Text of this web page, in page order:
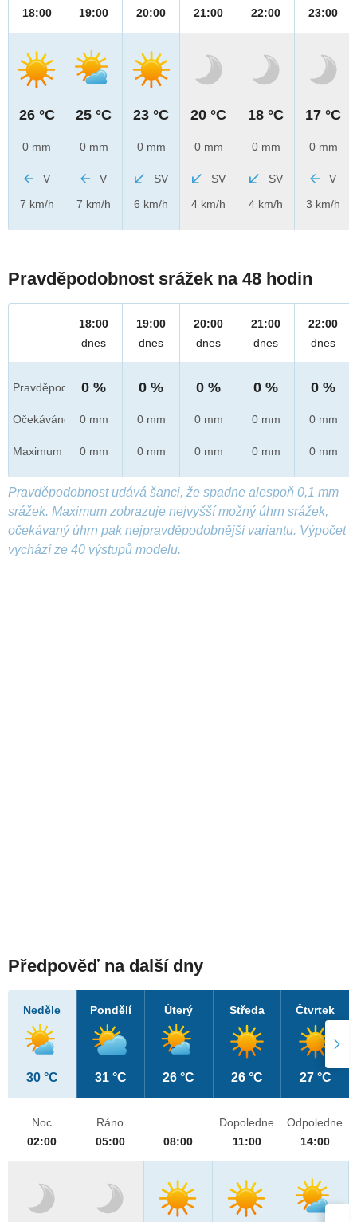
18:00
26 °C
0 mm
V
7 km/h
19:00
25 °C
0 mm
V
7 km/h
20:00
23 °C
0 mm
SV
6 km/h
21:00
20 °C
0 mm
SV
4 km/h
22:00
18 °C
0 mm
SV
4 km/h
23:00
17 °C
0 mm
V
3 km/h
Pravděpodobnost srážek na 48 hodin
Pravděpod.
Očekáváno
Maximum
18:00
dnes
0 %
0 mm
0 mm
19:00
dnes
0 %
0 mm
0 mm
20:00
dnes
0 %
0 mm
0 mm
21:00
dnes
0 %
0 mm
0 mm
22:00
dnes
0 %
0 mm
0 mm
Pravděpodobnost udává šanci, že spadne alespoň 0,1 mm
srážek. Maximum zobrazuje nejvyšší možný úhrn srážek,
očekávaný úhrn pak nejpravděpodobnější variantu. Výpočet
vychází ze 40 výstupů modelu.
Předpověď na další dny
Neděle
30 °C
Pondělí
31 °C
Úterý
26 °C
Středa
26 °C
Čtvrtek
27 °C
Noc
02:00
Ráno
05:00
08:00
Dopoledne
11:00
Odpoledne
14:00